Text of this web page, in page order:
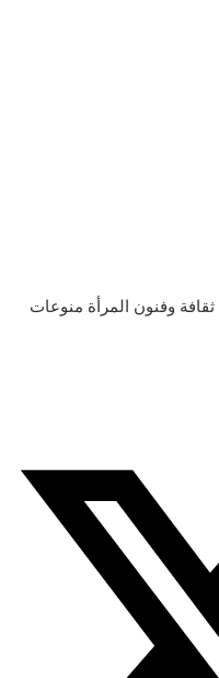
ثقافة وفنون المرأة منوعات